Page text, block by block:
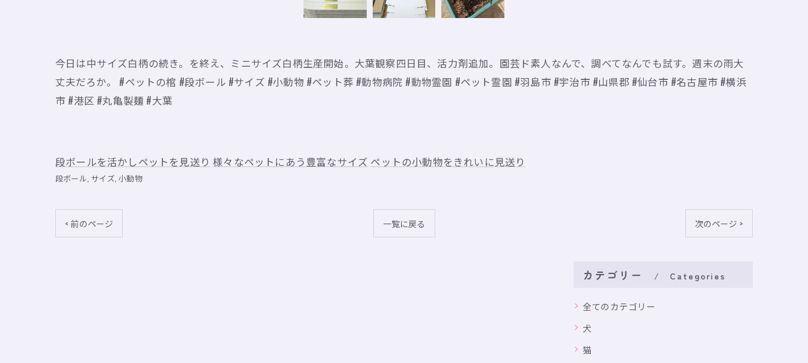
今日は中サイズ白柄の続き。を終え、ミニサイズ白柄生産開始。大葉観察四日目、活力剤追加。園芸ド素人なんで、調べてなんでも試す。週末の雨大
丈夫だろか。 #ペットの棺 #段ボール #サイズ #小動物 #ペット葬 #動物病院 #動物霊園 #ペット霊園 #羽島市 #宇治市 #山県郡 #仙台市 #名古屋市 #横浜
市 #港区 #丸亀製麺 #大葉
段ボールを活かしペットを見送り 様々なペットにあう豊富なサイズ ペットの小動物をきれいに見送り
段ボール サイズ 小動物
< 前のページ 一覧に戻る 次のページ >
カテゴリー Categories
全てのカテゴリー
犬
猫